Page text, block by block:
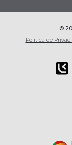
©
Política de